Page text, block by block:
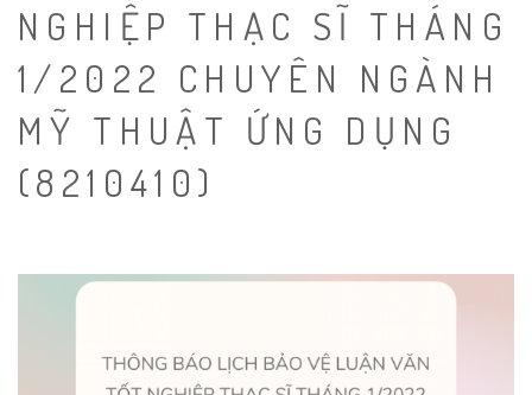
NGHIỆP THẠC SĨ THÁNG
1/2022 CHUYÊN NGÀNH
MỸ THUẬT ỨNG DỤNG
(8210410)